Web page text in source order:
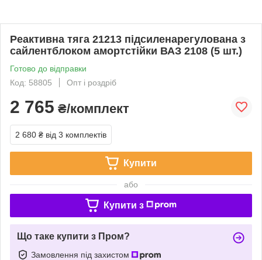
Реактивна тяга 21213 підсиленарегулована з
сайлентблоком амортстійки ВАЗ 2108 (5 шт.)
Готово до відправки
Код: 58805
Опт і роздріб
2 765 ₴/комплект
2 680 ₴ від 3 комплектів
Купити
або
Купити з
Що таке купити з Пром?
Замовлення під захистом